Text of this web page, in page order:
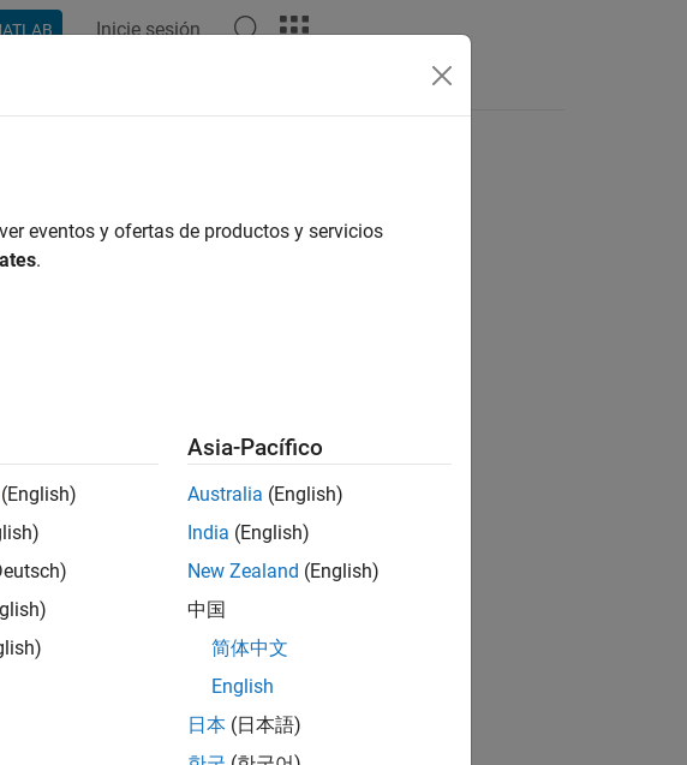
Inicie sesión
was this information?
eventos y ofertas de productos y servicios
.
(English)
Asia-Pacífico
Australia (English)
India (English)
New Zealand (English)
中国
简体中文
English
日本 (日本語)